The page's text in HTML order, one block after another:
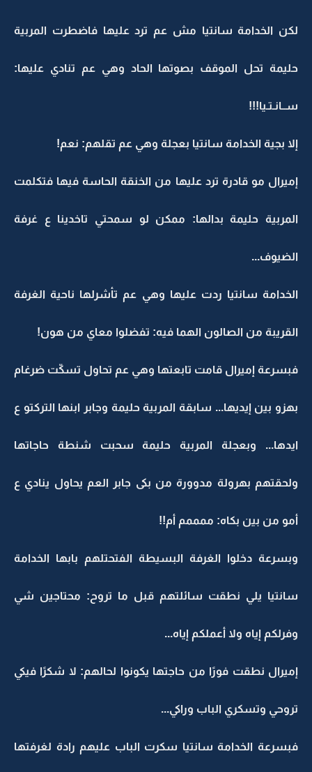
لكن الخدامة سانتيا مش عم ترد عليها فاضطرت المربية
حليمة تحل الموقف بصوتها الحاد وهي عم تنادي عليها:
ســانـتـيا!!!
إلا بجية الخدامة سانتيا بعجلة وهي عم تقلهم: نعم!
إميرال مو قادرة ترد عليها من الخنقة الحاسة فيها فتكلمت
المربية حليمة بدالها: ممكن لو سمحتي تاخدينا ع غرفة
الضيوف...
الخدامة سانتيا ردت عليها وهي عم تأشرلها ناحية الغرفة
القريبة من الصالون الهما فيه: تفضلوا معاي من هون!
فبسرعة إميرال قامت تابعتها وهي عم تحاول تسكّت ضرغام
بهزو بين إيديها... سابقة المربية حليمة وجابر ابنها التركتو ع
ايدها... وبعجلة المربية حليمة سحبت شنطة حاجاتها
ولحقتهم بهرولة مدوورة من بكى جابر العم يحاول ينادي ع
أمو من بين بكاه: ممممم أم!!
وبسرعة دخلوا الغرفة البسيطة الفتحتلهم بابها الخدامة
سانتيا يلي نطقت سائلتهم قبل ما تروح: محتاجين شي
وفرلكم إياه ولا أعملكم إياه...
إميرال نطقت فورًا من حاجتها يكونوا لحالهم: لا شكرًا فيكي
تروحي وتسكري الباب وراكي...
فبسرعة الخدامة سانتيا سكرت الباب عليهم رادة لغرفتها